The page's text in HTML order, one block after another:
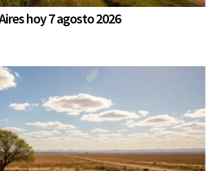
hoy 7 agosto 2026